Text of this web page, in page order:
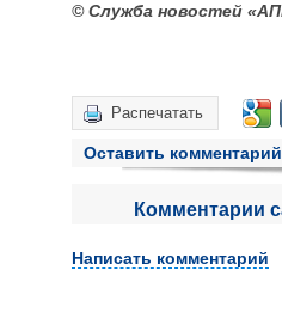
© Служба новостей
Распечатать
Оставить комментарий
Комментарии
Написать комментарий